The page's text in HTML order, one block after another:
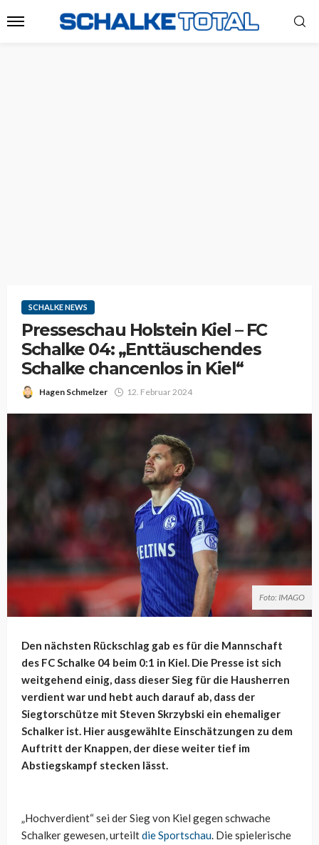
SCHALKE NEWS
Presseschau Holstein Kiel – FC
Schalke 04: „Enttäuschendes
Schalke chancenlos in Kiel“
Hagen Schmelzer 12. Februar 2024
Foto: IMAGO
Den nächsten Rückschlag gab es für die Mannschaft
des FC Schalke 04 beim 0:1 in Kiel. Die Presse ist sich
weitgehend einig, dass dieser Sieg für die Hausherren
verdient war und hebt auch darauf ab, dass der
Siegtorschütze mit Steven Skrzybski ein ehemaliger
Schalker ist. Hier ausgewählte Einschätzungen zu dem
Auftritt der Knappen, der diese weiter tief im
Abstiegskampf stecken lässt.
„Hochverdient“ sei der Sieg von Kiel gegen schwache
Schalker gewesen, urteiltdie Sportschau. Die spielerische